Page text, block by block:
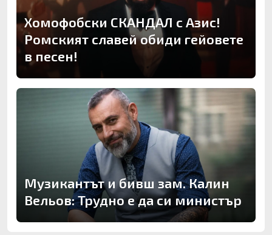
Хомофобски СКАНДАЛ с Азис!
Ромският славей обиди гейовете
в песен!
Музикантът и бивш зам. Калин
Вельов: Трудно е да си министър